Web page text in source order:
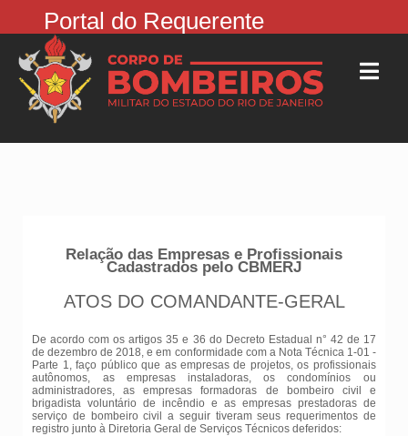
Portal do Requerente
Relação das Empresas e Profissionais
Cadastrados pelo CBMERJ
ATOS DO COMANDANTE-GERAL
De acordo com os artigos 35 e 36 do Decreto Estadual n° 42 de 17
de dezembro de 2018, e em conformidade com a Nota Técnica 1-01 -
Parte 1, faço público que as empresas de projetos, os profissionais
autônomos, as empresas instaladoras, os condomínios ou
administradores, as empresas formadoras de bombeiro civil e
brigadista voluntário de incêndio e as empresas prestadoras de
serviço de bombeiro civil a seguir tiveram seus requerimentos de
registro junto à Diretoria Geral de Serviços Técnicos deferidos: